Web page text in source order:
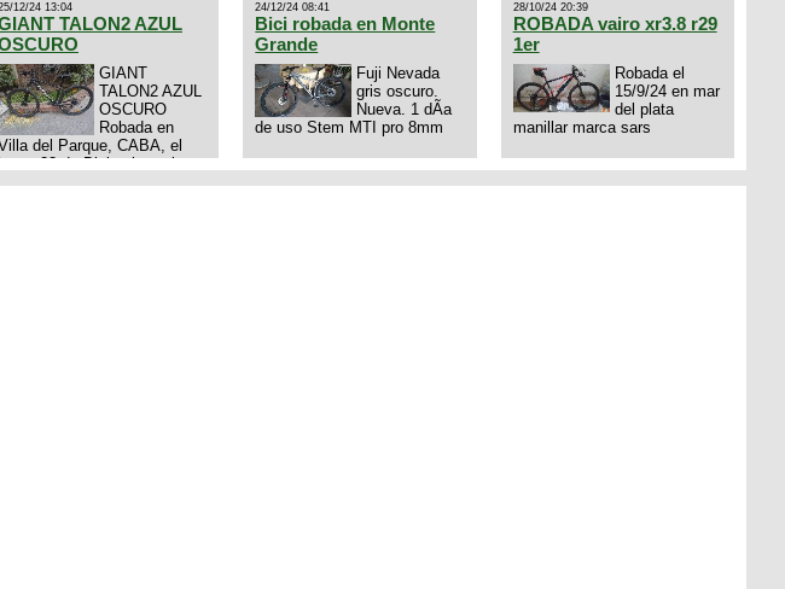
interesa 3434568861 saludos
12/24 13:04
TALON2 AZUL
GIANT
TALON2 AZUL
OSCURO
Robada en
del Parque, CABA, el
23 de Diciembre a las
24/12/24 08:41
Bici robada en Monte
Grande
Fuji Nevada
gris oscuro.
Nueva. 1 dÃ­a
de uso Stem MTI pro 8mm
28/10/24 20:39
ROBADA vairo xr3.8 r29
1er
Robada el
15/9/24 en mar
del plata
manillar marca sars